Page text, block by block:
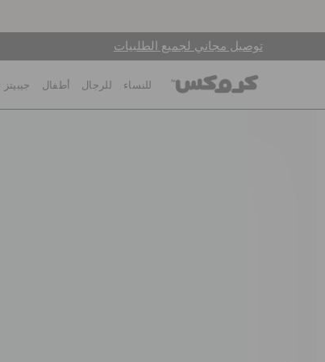
توصيل مجاني لجميع الطلبيات
للنساء للرجال أطفال